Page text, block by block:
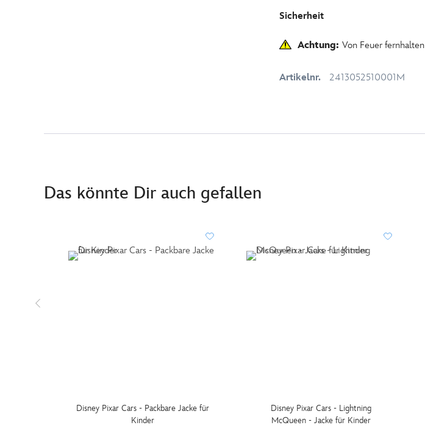
Sicherheit
Achtung: Von Feuer fernhalten
Artikelnr. 2413052510001M
Das könnte Dir auch gefallen
Disney Pixar Cars - Packbare Jacke für
Kinder
Disney Pixar Cars - Lightning
McQueen - Jacke für Kinder